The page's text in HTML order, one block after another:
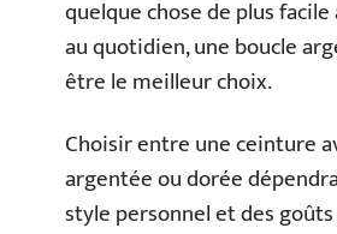
quelque chose de plus
au quotidien, une boucle
être le meilleur choix.
Choisir entre une ceinture
argentée ou dorée
style personnel et des